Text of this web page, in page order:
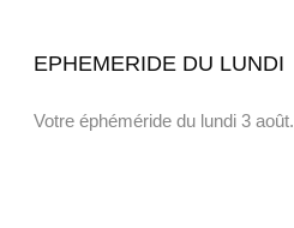
EPHEMERIDE DU LUNDI
Votre éphéméride du lundi 3 août.